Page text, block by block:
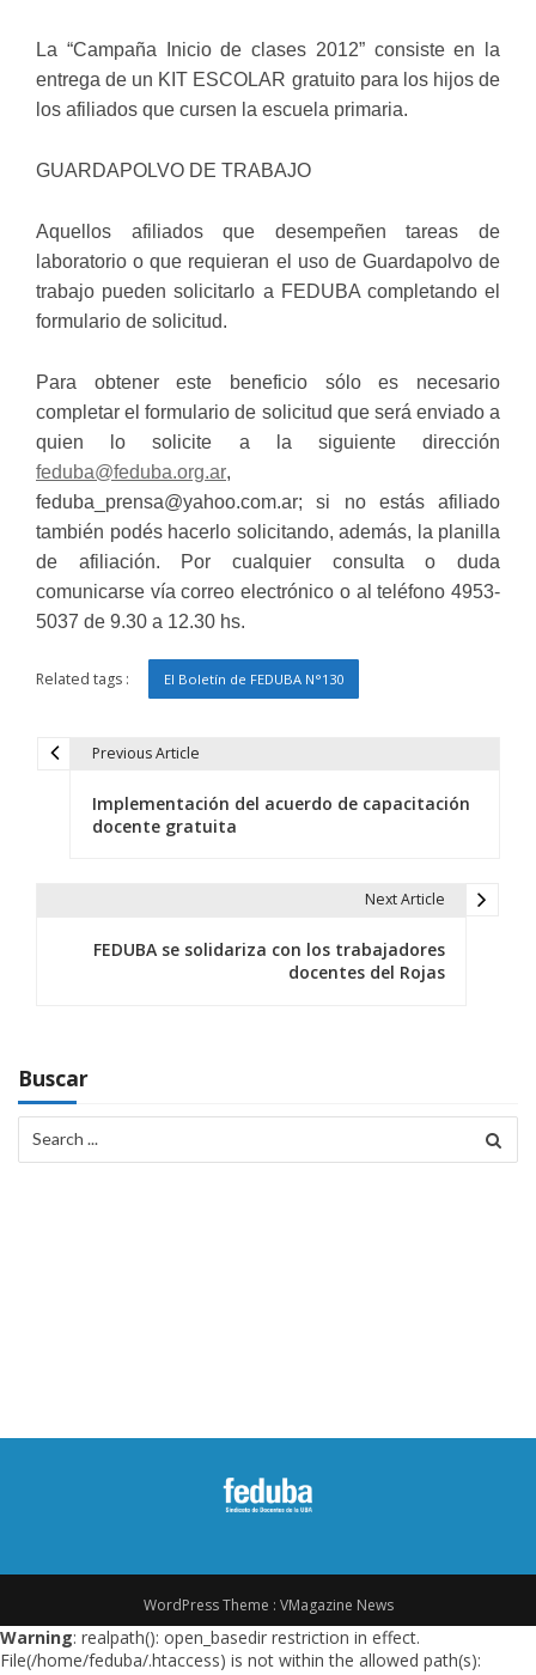
La “Campaña Inicio de clases 2012” consiste en la
entrega de un KIT ESCOLAR gratuito para los hijos de
los afiliados que cursen la escuela primaria.
GUARDAPOLVO DE TRABAJO
Aquellos afiliados que desempeñen tareas de
laboratorio o que requieran el uso de Guardapolvo de
trabajo pueden solicitarlo a FEDUBA completando el
formulario de solicitud.
Para obtener este beneficio sólo es necesario
completar el formulario de solicitud que será enviado a
quien lo solicite a la siguiente dirección
feduba@feduba.org.ar,
feduba_prensa@yahoo.com.ar; si no estás afiliado
también podés hacerlo solicitando, además, la planilla
de afiliación. Por cualquier consulta o duda
comunicarse vía correo electrónico o al teléfono 4953-
5037 de 9.30 a 12.30 hs.
Related tags : El Boletín de FEDUBA N°130
i
ó
n
Previous Article
Implementación del acuerdo de capacitación
docente gratuita
Next Article
FEDUBA se solidariza con los trabajadores
docentes del Rojas
Buscar
for:
WordPress Theme : VMagazine News
Warning: realpath(): open_basedir restriction in effect.
File(/home/feduba/.htaccess) is not within the allowed path(s):